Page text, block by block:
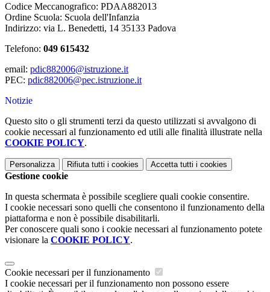
Codice Meccanografico: PDAA882013
Ordine Scuola: Scuola dell'Infanzia
Indirizzo: via L. Benedetti, 14 35133 Padova
Telefono: 049 615432
email: pdic882006@istruzione.it
PEC: pdic882006@pec.istruzione.it
Notizie
Questo sito o gli strumenti terzi da questo utilizzati si avvalgono di
cookie necessari al funzionamento ed utili alle finalità illustrate nella
COOKIE POLICY.
Personalizza Rifiuta tutti i cookies Accetta tutti i cookies
Gestione cookie
In questa schermata è possibile scegliere quali cookie consentire.
I cookie necessari sono quelli che consentono il funzionamento della
piattaforma e non è possibile disabilitarli.
Per conoscere quali sono i cookie necessari al funzionamento potete
visionare la COOKIE POLICY.
Cookie necessari per il funzionamento
I cookie necessari per il funzionamento non possono essere